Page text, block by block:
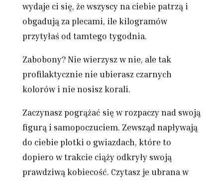
wydaje ci się, że wszyscy na ciebie patrzą i
obgadują za plecami, ile kilogramów
przytyłaś od tamtego tygodnia.
Zabobony? Nie wierzysz w nie, ale tak
profilaktycznie nie ubierasz czarnych
kolorów i nie nosisz korali.
Zaczynasz pogrążać się w rozpaczy nad swoją
figurą i samopoczuciem. Zewsząd napływają
do ciebie plotki o gwiazdach, które to
dopiero w trakcie ciąży odkryły swoją
prawdziwą kobiecość. Czytasz je ubrana w